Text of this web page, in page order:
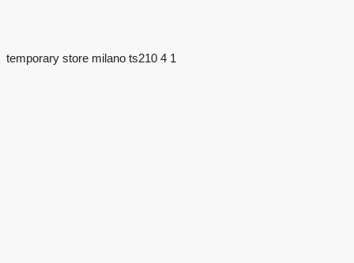
temporary store milano ts210 4 1